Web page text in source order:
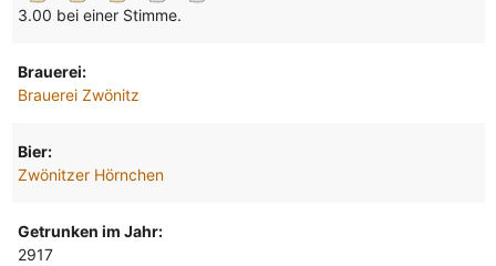
3.00 bei einer Stimme.
Brauerei:
Brauerei Zwönitz
Bier:
Zwönitzer Hörnchen
Getrunken im Jahr:
2917